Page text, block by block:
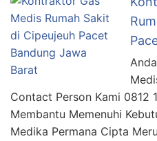
Contact Person Kami 0812
Membantu Memenuhi
Medika Permana Cipta